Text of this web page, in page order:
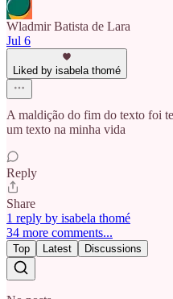
Wladmir Batista de Lara
Jul 6
Liked by isabela thomé
A maldição do fim do texto foi
um texto na minha vida
Reply
Share
1 reply by isabela thomé
34 more comments...
Top Latest Discussions